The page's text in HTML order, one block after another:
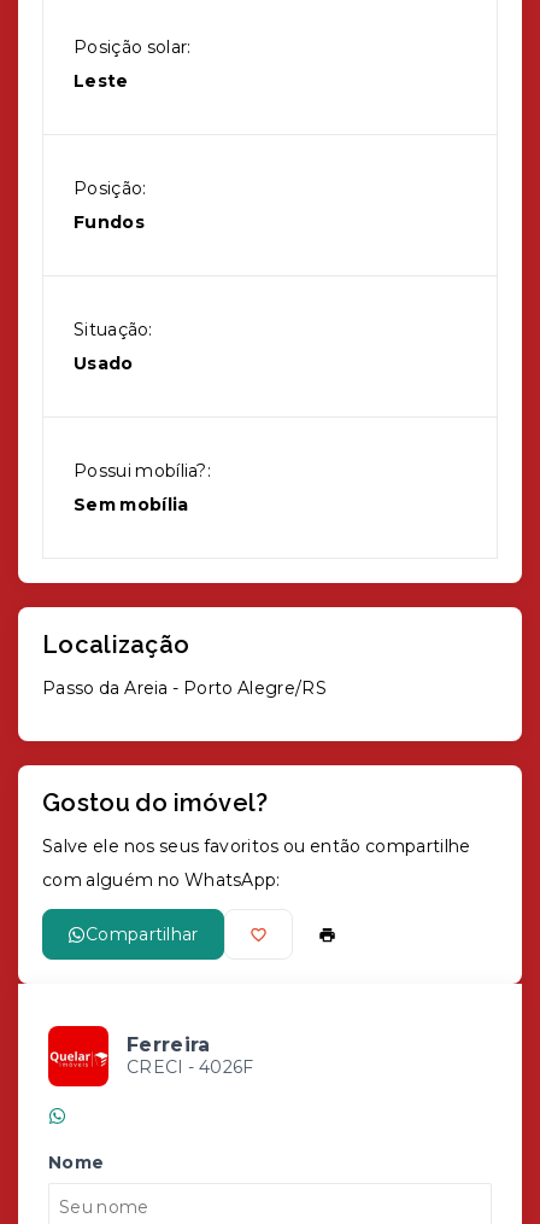
Posição solar:
Leste
Posição:
Fundos
Situação:
Usado
Possui mobília?:
Sem mobília
Localização
Passo da Areia - Porto Alegre/RS
Gostou do imóvel?
Salve ele nos seus favoritos ou então compartilhe
com alguém no WhatsApp:
Compartilhar
Ferreira
CRECI - 4026F
Nome